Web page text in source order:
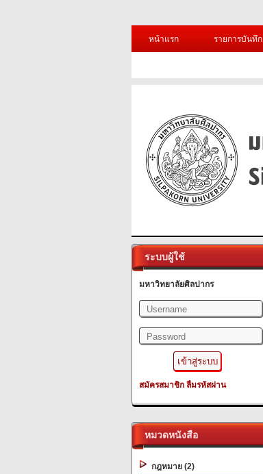
หน้าแรก
รายการบันทึก
ระบบผู้ใช้
มหาวิทยาลัยศิลปากร
สมัครสมาชิก ลืมรหัสผ่าน
หมวดหนังสือ
กฎหมาย (2)